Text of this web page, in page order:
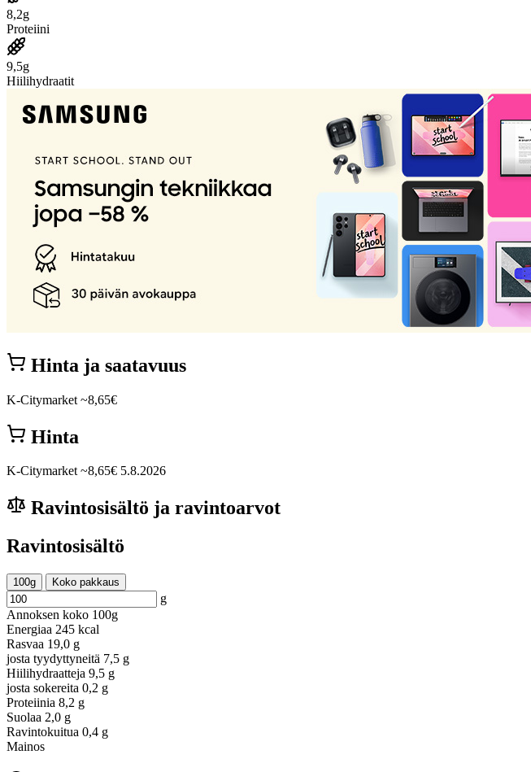
8,2g
Proteiini
9,5g
Hiilihydraatit
Hinta ja saatavuus
K-Citymarket ~8,65€
Hinta
K-Citymarket ~8,65€ 5.8.2026
Ravintosisältö ja ravintoarvot
Ravintosisältö
100g Koko pakkaus
g
Annoksen koko 100g
Energiaa 245 kcal
Rasvaa 19,0 g
josta tyydyttyneitä 7,5 g
Hiilihydraatteja 9,5 g
josta sokereita 0,2 g
Proteiinia 8,2 g
Suolaa 2,0 g
Ravintokuitua 0,4 g
Mainos